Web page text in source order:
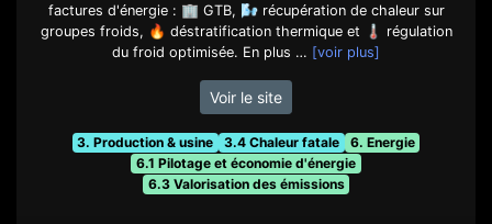
factures d'énergie : 🏢 GTB, 🌬️ récupération de chaleur sur
groupes froids, 🔥 déstratification thermique et 🌡️ régulation
du froid optimisée. En plus … [voir plus]
Voir le site
3. Production & usine 3.4 Chaleur fatale
6. Energie
6.1 Pilotage et économie d'énergie
6.3 Valorisation des émissions